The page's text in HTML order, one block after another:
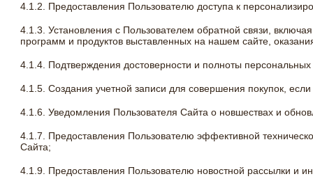
4.1.2. Предоставления Пользователю доступа к
4.1.3. Установления с Пользователем обратной связи,
программ и продуктов выставленных на нашем сайте,
4.1.4. Подтверждения достоверности и полноты
4.1.5. Создания учетной записи для совершения покупок,
4.1.6. Уведомления Пользователя Сайта о новшествах и
4.1.7. Предоставления Пользователю эффективной
Сайта;
4.1.9. Предоставления Пользователю новостной рассылки и